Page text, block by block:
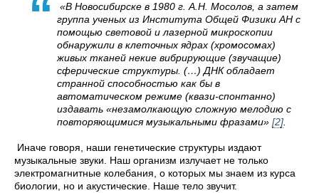
«В Новосибирске в 1980 г. А.Н. Мосолов, а затем
группа ученых из Института Общей Физики АН с
помощью световой и лазерной микроскопии
обнаружили в клеточных ядрах (хромосомах)
живых тканей некие вибрирующие (звучащие)
сферические структуры. (…) ДНК обладает
странной способностью как бы в
автоматическом режиме (квази-спонтанно)
издавать «незамолкающую сложную мелодию с
повторяющимися музыкальными фразами» [2]
Иначе говоря, наши генетические структуры издают
музыкальные звуки. Наш организм излучает не только
электромагнитные колебания, о которых мы знаем из курса
биологии, но и акустические. Наше тело звучит.